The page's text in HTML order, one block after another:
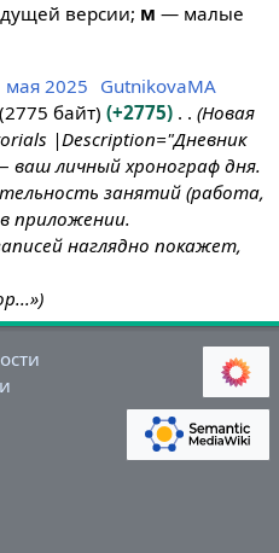
версии; м — малые
мая 2025
GutnikovaMA
2775 байт +2775
Новая
|Description="Дневник
личный хронограф дня.
занятий (работа,
приложении.
наглядно покажет,